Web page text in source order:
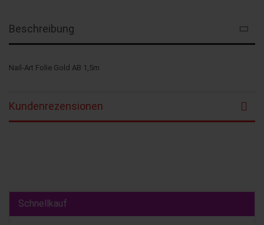
Beschreibung
Nail-Art Folie Gold AB 1,5m
Kundenrezensionen
Schnellkauf